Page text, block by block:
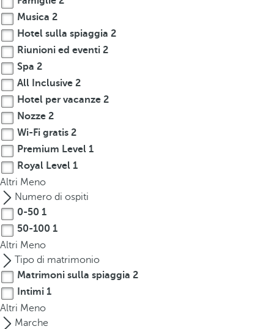
Musica 2
Hotel sulla spiaggia 2
Riunioni ed eventi 2
Spa 2
All Inclusive 2
Hotel per vacanze 2
Nozze 2
Wi-Fi gratis 2
Premium Level 1
Royal Level 1
Altri Meno
Numero di ospiti
0-50 1
50-100 1
Altri Meno
Tipo di matrimonio
Matrimoni sulla spiaggia 2
Intimi 1
Altri Meno
Marche